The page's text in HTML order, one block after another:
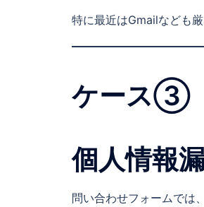
特に最近はGmailなども
ケース③
個人情報
問い合わせフォームでは、